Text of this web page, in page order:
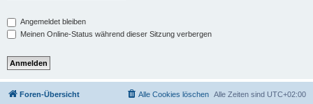
Angemeldet bleiben
Meinen Online-Status während dieser Sitzung verbergen
Foren-Übersicht Alle Zeiten sind UTC+02:00
Alle Cookies löschen